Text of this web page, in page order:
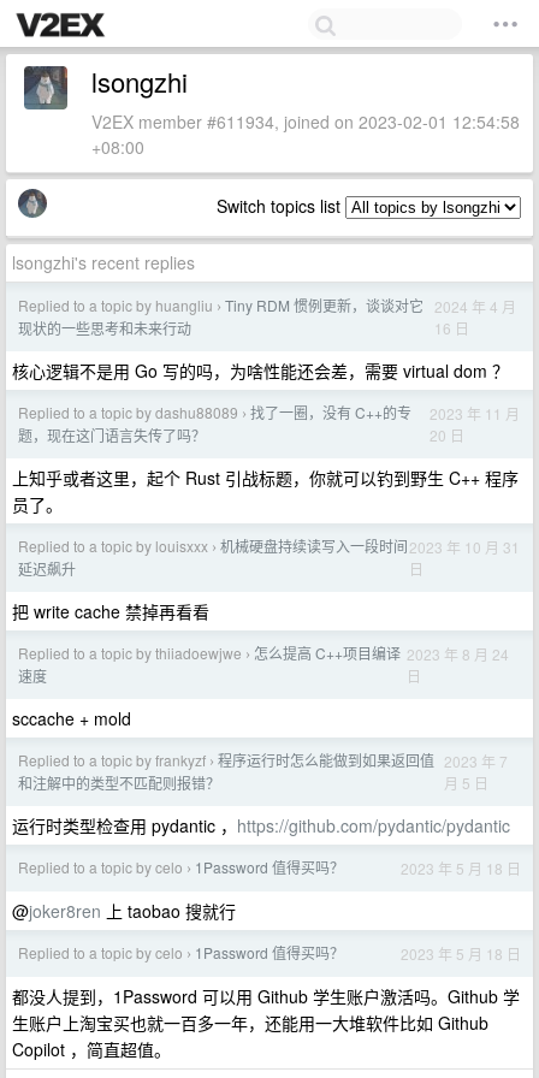
lsongzhi
V2EX member #611934, joined on 2023-02-01 12:54:58
+08:00
Switch topics list
lsongzhi's recent replies
Replied to a topic by huangliu › Tiny RDM 惯例更新，谈谈对它
现状的一些思考和未来行动
2024 年 4 月
16 日
核心逻辑不是用 Go 写的吗，为啥性能还会差，需要 virtual dom ？
Replied to a topic by dashu88089 › 找了一圈，没有 C++的专
题，现在这门语言失传了吗？
2023 年 11 月
20 日
上知乎或者这里，起个 Rust 引战标题，你就可以钓到野生 C++ 程序
员了。
Replied to a topic by louisxxx › 机械硬盘持续读写入一段时间
延迟飙升
2023 年 10 月 31
日
把 write cache 禁掉再看看
Replied to a topic by thiiadoewjwe › 怎么提高 C++项目编译
速度
2023 年 8 月 24
日
sccache + mold
Replied to a topic by frankyzf › 程序运行时怎么能做到如果返回值
和注解中的类型不匹配则报错？
2023 年 7
月 5 日
运行时类型检查用 pydantic ， https://github.com/pydantic/pydantic
Replied to a topic by celo › 1Password 值得买吗？ 2023 年 5 月 18 日
@joker8ren 上 taobao 搜就行
Replied to a topic by celo › 1Password 值得买吗？ 2023 年 5 月 18 日
都没人提到，1Password 可以用 Github 学生账户激活吗。Github 学
生账户上淘宝买也就一百多一年，还能用一大堆软件比如 Github
Copilot ，简直超值。